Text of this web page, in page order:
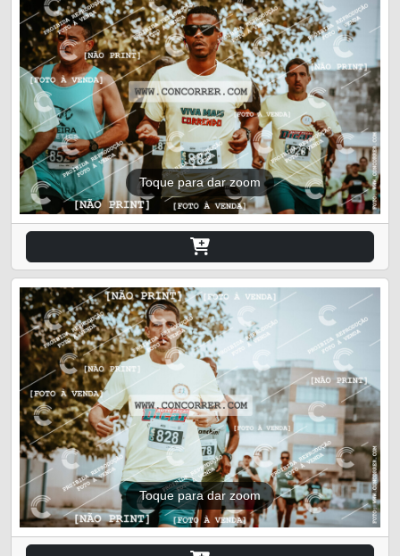
Toque para dar zoom
Toque para dar zoom